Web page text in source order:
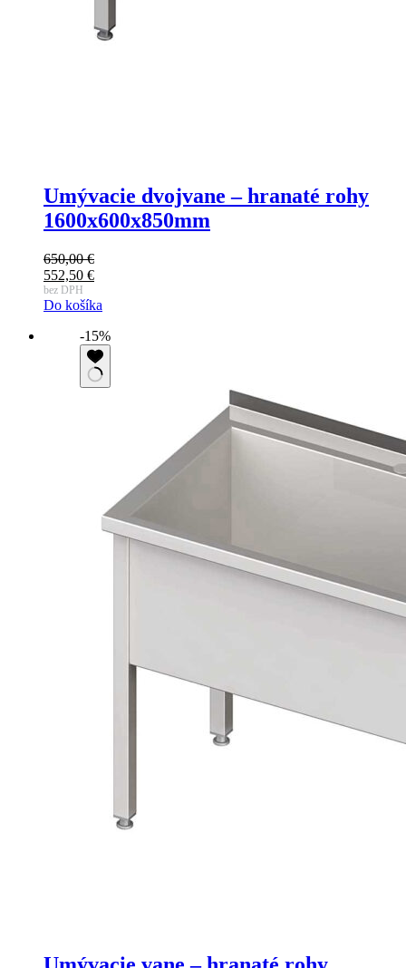
Umývacie dvojvane – hranaté rohy
1600x600x850mm
650,00€
552,50 €
bez DPH
Do košíka
-15%